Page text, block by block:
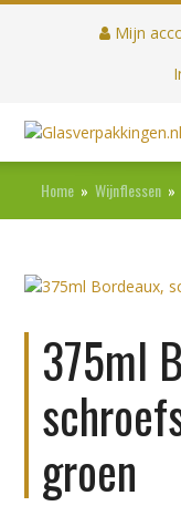
Mijn
Home » Wijnflessen »
375ml
groen